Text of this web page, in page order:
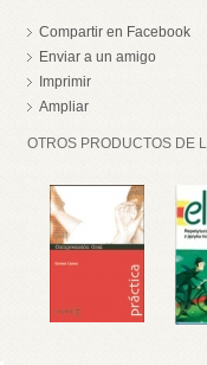
Compartir en Facebook
Enviar a un amigo
Imprimir
Ampliar
OTROS PRODUCTOS DE